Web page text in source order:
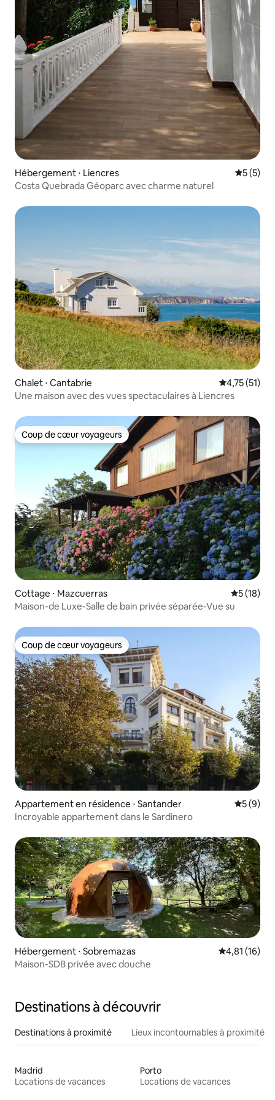
Hébergement ⋅ Liencres
5 (5)
Costa Quebrada Géoparc avec charme naturel
Chalet ⋅ Cantabrie Évaluation
4,75 (51)
Une maison avec des vues spectaculaires à Liencres
Coup de cœur voyageurs
Coup de cœur voyageurs
Cottage ⋅ Mazcuerras
5 (18)
Maison-de Luxe-Salle de bain privée séparée-Vue su
Coup de cœur voyageurs
Coup de cœur voyageurs
Appartement en résidence ⋅ Santander
5 (9)
Incroyable appartement dans le Sardinero
Hébergement ⋅ Sobremazas Évaluation
4,81 (16)
Maison-SDB privée avec douche
Destinations à découvrir
Destinations à proximité Lieux incontournables à proximité
Madrid
Locations de vacances
Porto
Locations de vacances